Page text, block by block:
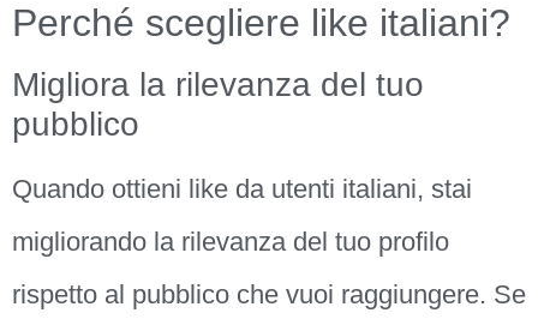
Perché scegliere like italiani?
Migliora la rilevanza del tuo
pubblico
Quando ottieni like da utenti italiani, stai
migliorando la rilevanza del tuo profilo
rispetto al pubblico che vuoi raggiungere. Se